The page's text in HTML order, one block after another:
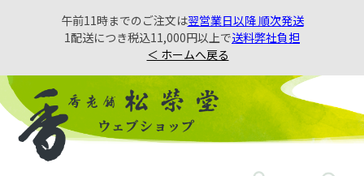
午前11時までのご注文は翌営業日以降 順次発送
1配送につき税込11,000円以上で送料弊社負担
＜ ホームへ戻る